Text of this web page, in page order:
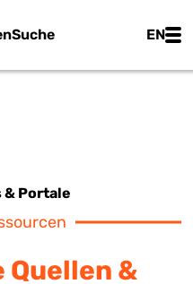
Suche EN
& Portale
Quellen &